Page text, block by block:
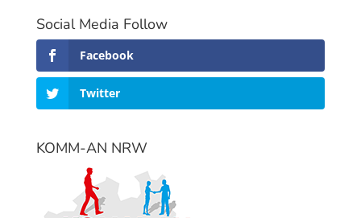
Social Media Follow
Facebook
Twitter
KOMM-AN NRW